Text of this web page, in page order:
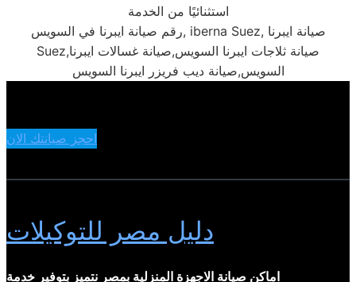
استثنائيًا من الخدمة
رقم صيانة ايبرنا في السويس, iberna Suez, صيانة ايبرنا
Suez,صيانة ثلاجات ايبرنا السويس,صيانة غسالات ايبرنا
السويس,صيانة ديب فريزر ايبرنا السويس
احجز صيانتك الان
دليل مصر للتوكيلات
اماكن صيانة الاجهزة المنزلية بمصر نتميز بتوفير خدمة